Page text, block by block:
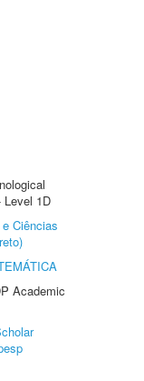
Level 1D
Ciências
Academic